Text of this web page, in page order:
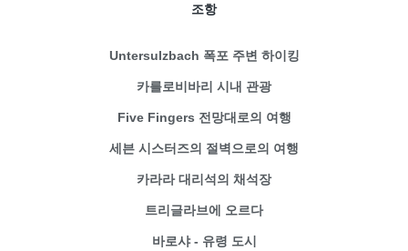
조항
Untersulzbach 폭포 주변 하이킹
카를로비바리 시내 관광
Five Fingers 전망대로의 여행
세븐 시스터즈의 절벽으로의 여행
카라라 대리석의 채석장
트리글라브에 오르다
바로샤 - 유령 도시